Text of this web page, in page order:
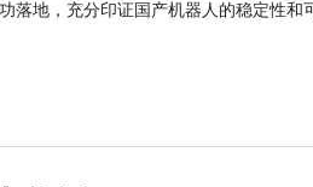
落地，充分印证国产机器人的稳定性和